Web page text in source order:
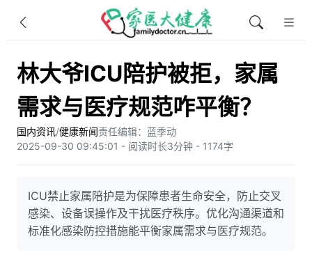
林大爷ICU陪护被拒，家属
需求与医疗规范咋平衡？
国内资讯/健康新闻责任编辑：蓝季动
2025-09-30 09:45:01 - 阅读时长3分钟 - 1174字
ICU禁止家属陪护是为保障患者生命安全，防止交叉
感染、设备误操作及干扰医疗秩序。优化沟通渠道和
标准化感染防控措施能平衡家属需求与医疗规范。